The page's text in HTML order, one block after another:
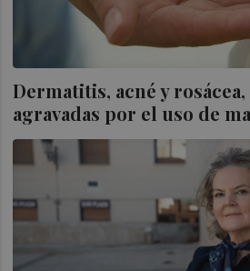
Dermatitis, acné y
agravadas por el uso de